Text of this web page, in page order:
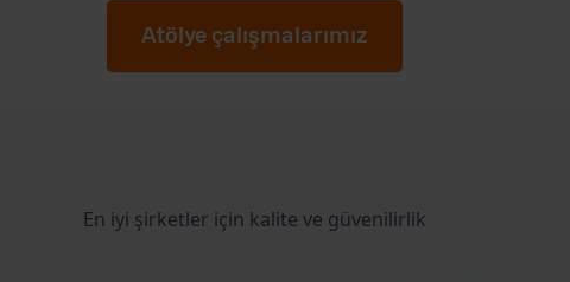
Atölye çalışmalarımız
En iyi şirketler için kalite ve güvenilirlik